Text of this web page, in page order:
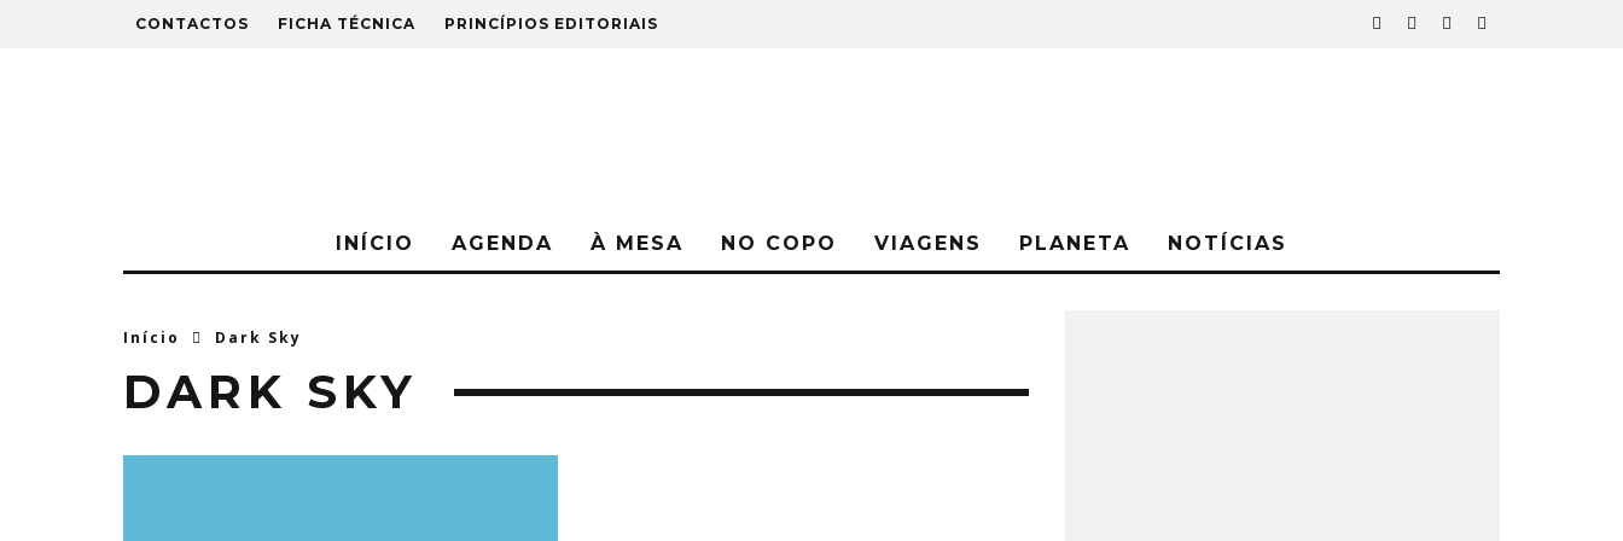
CONTACTOS FICHA TÉCNICA PRINCÍPIOS EDITORIAIS
INÍCIO AGENDA À MESA NO COPO VIAGENS PLANETA NOTÍCIAS
Início Dark Sky
DARK SKY